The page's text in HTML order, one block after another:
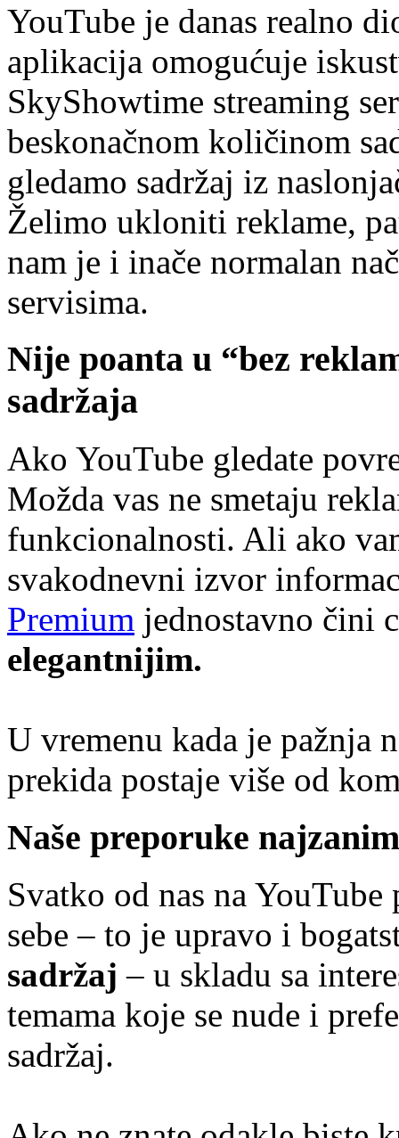
YouTube je danas realno
aplikacija omogućuje
SkyShowtime streaming
beskonačnom količinom
gledamo sadržaj iz
Želimo ukloniti reklame,
nam je i inače normalan
servisima.
Nije poanta u “bez
sadržaja
Ako YouTube gledate
Možda vas ne smetaju
funkcionalnosti. Ali ako
svakodnevni izvor
Premium jednostavno čini
elegantnijim.
U vremenu kada je pažnja
prekida postaje više od
Naše preporuke
Svatko od nas na
sebe – to je upravo i
sadržaj– u skladu sa
temama koje se nude i
sadržaj.